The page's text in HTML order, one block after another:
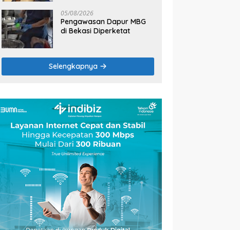
05/08/2026
Pengawasan Dapur MBG
di Bekasi Diperketat
Selengkapnya